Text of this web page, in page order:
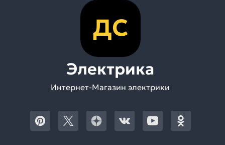
ДС
Электрика
Интернет-Магазин электрики